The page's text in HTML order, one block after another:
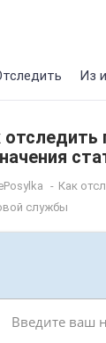
Из
отследить
- Как
службы